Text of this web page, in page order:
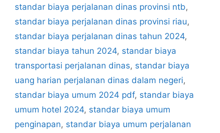
standar biaya perjalanan dinas provinsi ntb,
standar biaya perjalanan dinas provinsi riau,
standar biaya perjalanan dinas tahun 2024,
standar biaya tahun 2024, standar biaya
transportasi perjalanan dinas, standar biaya
uang harian perjalanan dinas dalam negeri,
standar biaya umum 2024 pdf, standar biaya
umum hotel 2024, standar biaya umum
penginapan, standar biaya umum perjalanan